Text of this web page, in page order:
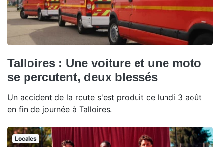
Talloires : Une voiture et une moto
se percutent, deux blessés
Un accident de la route s'est produit ce lundi 3 août
en fin de journée à Talloires.
Locales